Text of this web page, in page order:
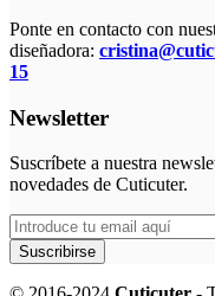
Ponte en contacto con
diseñadora:
15
Newsletter
Suscríbete a nuestra
novedades de Cuticuter.